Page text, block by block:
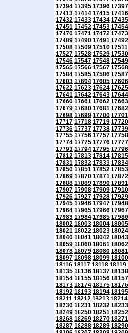
17394 17395 17396 17397
17413 17414 17415 17416
17432 17433 17434 17435
17451 17452 17453 17454
17470 17471 17472 17473
17489 17490 17491 17492
17508 17509 17510 17511
17527 17528 17529 17530
17546 17547 17548 17549
17565 17566 17567 17568
17584 17585 17586 17587
17603 17604 17605 17606
17622 17623 17624 17625
17641 17642 17643 17644
17660 17661 17662 17663
17679 17680 17681 17682
17698 17699 17700 17701
17717 17718 17719 17720
17736 17737 17738 17739
17755 17756 17757 17758
17774 17775 17776 17777
17793 17794 17795 17796
17812 17813 17814 17815
17831 17832 17833 17834
17850 17851 17852 17853
17869 17870 17871 17872
17888 17889 17890 17891
17907 17908 17909 17910
17926 17927 17928 17929
17945 17946 17947 17948
17964 17965 17966 17967
17983 17984 17985 17986
18002 18003 18004 18005
18021 18022 18023 18024
18040 18041 18042 18043
18059 18060 18061 18062
18078 18079 18080 18081
18097 18098 18099 18100
18116 18117 18118 18119
18135 18136 18137 18138
18154 18155 18156 18157
18173 18174 18175 18176
18192 18193 18194 18195
18211 18212 18213 18214
18230 18231 18232 18233
18249 18250 18251 18252
18268 18269 18270 18271
18287 18288 18289 18290